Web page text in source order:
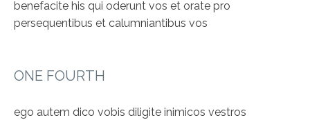
benefacite his qui oderunt vos et orate pro
persequentibus et calumniantibus vos
ONE FOURTH
ego autem dico vobis diligite inimicos vestros